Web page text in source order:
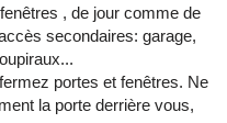
, de jour comme de
secondaires: garage,
portes et fenêtres. Ne
la porte derrière vous,